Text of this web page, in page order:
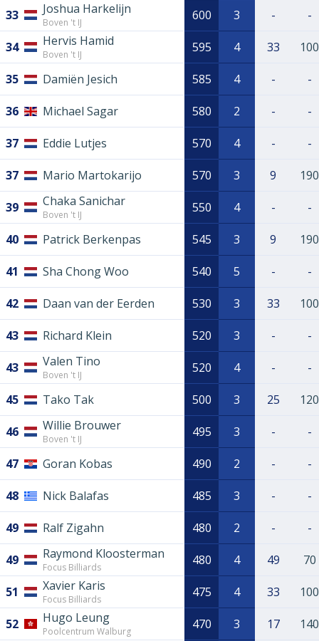
33 Joshua Harkelijn
Boven 't IJ 600 3 - -
34 Hervis Hamid
Boven 't IJ 595 4 33 100
35 Damiën Jesich 585 4 - -
36 Michael Sagar 580 2 - -
37 Eddie Lutjes 570 4 - -
37 Mario Martokarijo 570 3 9 190
39 Chaka Sanichar
Boven 't IJ 550 4 - -
40 Patrick Berkenpas 545 3 9 190
41 Sha Chong Woo 540 5 - -
42 Daan van der Eerden 530 3 33 100
43 Richard Klein 520 3 - -
43 Valen Tino
Boven 't IJ 520 4 - -
45 Tako Tak 500 3 25 120
46 Willie Brouwer
Boven 't IJ 495 3 - -
47 Goran Kobas 490 2 - -
48 Nick Balafas 485 3 - -
49 Ralf Zigahn 480 2 - -
49 Raymond Kloosterman
Focus Billiards 480 4 49 70
51 Xavier Karis
Focus Billiards 475 4 33 100
52 Hugo Leung
Poolcentrum Walburg 470 3 17 140